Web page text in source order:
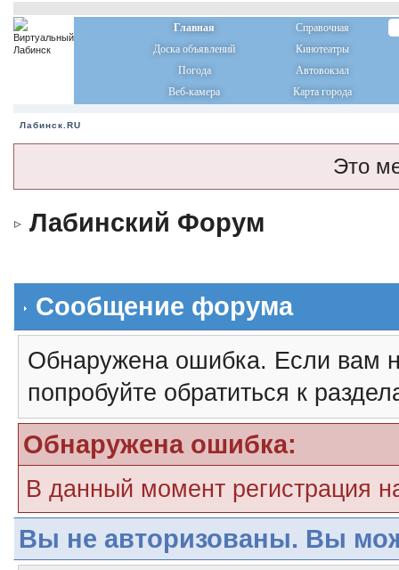
Главная
Справочная
Доска объявлений
Кинотеатры
Погода
Автовокзал
Веб-камера
Карта города
Лабинск.RU
Это
Лабинский Форум
Сообщение форума
Обнаружена ошибка. Если вам
попробуйте обратиться к
Обнаружена ошибка:
В данный момент регистрация
Вы не авторизованы. Вы